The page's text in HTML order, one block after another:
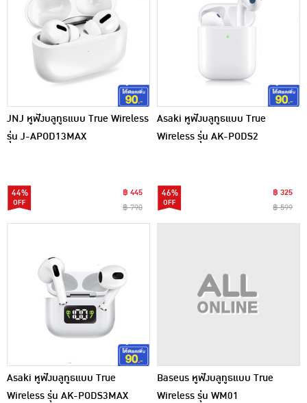
JNJ หูฟังบลูทูธแบบ True Wireless
รุ่น J-APOD13MAX
44%
฿ 445
฿ 790
Asaki หูฟังบลูทูธแบบ True
Wireless รุ่น AK-PODS2
46%
฿ 325
฿ 599
Asaki หูฟังบลูทูธแบบ True
Wireless รุ่น AK-PODS3MAX
Baseus หูฟังบลูทูธแบบ True
Wireless รุ่น WM01